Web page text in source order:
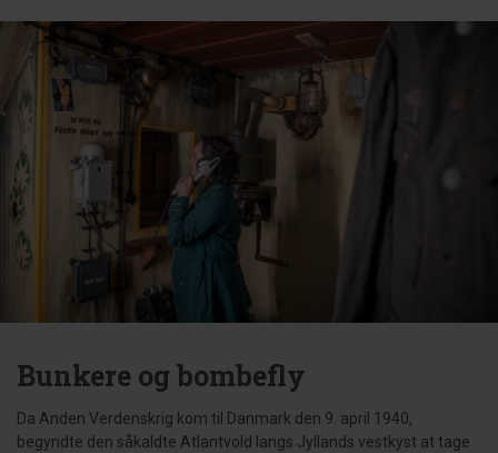
Bunkere og bombefly
Da Anden Verdenskrig kom til Danmark den 9. april 1940,
begyndte den såkaldte Atlantvold langs Jyllands vestkyst at tage